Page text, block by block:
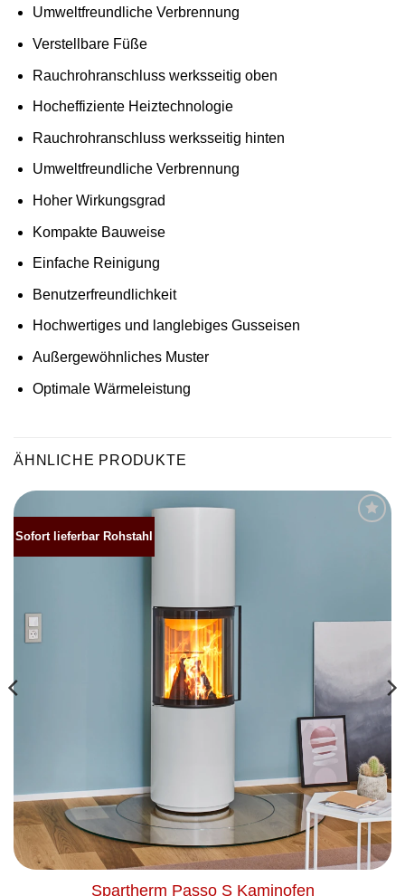
Umweltfreundliche Verbrennung
Verstellbare Füße
Rauchrohranschluss werksseitig oben
Hocheffiziente Heiztechnologie
Rauchrohranschluss werksseitig hinten
Umweltfreundliche Verbrennung
Hoher Wirkungsgrad
Kompakte Bauweise
Einfache Reinigung
Benutzerfreundlichkeit
Hochwertiges und langlebiges Gusseisen
Außergewöhnliches Muster
Optimale Wärmeleistung
ÄHNLICHE PRODUKTE
Sofort lieferbar Rohstahl
Spartherm Passo S Kaminofen